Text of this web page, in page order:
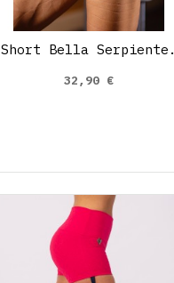
Short Bella Serpiente.
32,90 €